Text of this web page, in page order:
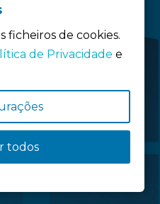
ficheiros de cookies.
de Privacidade e
todos